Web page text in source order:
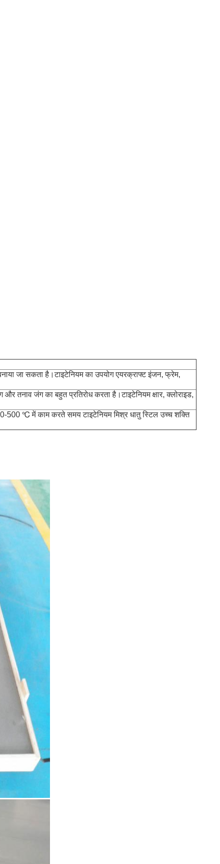
जा सकता है।टाइटेनियम का उपयोग एयरक्राफ्ट इंजन, फ्रेम,
तनाव जंग का बहुत प्रतिरोध करता है।टाइटेनियम क्षार, क्लोराइड,
℃ में काम करते समय टाइटेनियम मिश्र धातु स्टिल उच्च शक्ति